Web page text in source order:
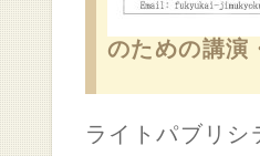
のための講演
ライトパブリ